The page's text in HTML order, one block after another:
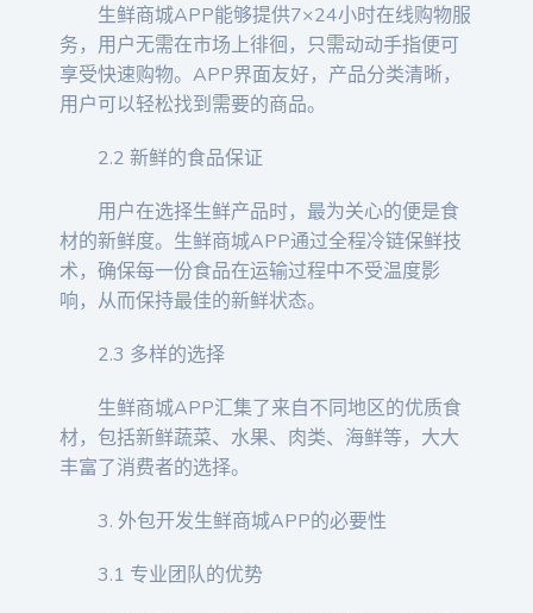
生鲜商城APP能够提供7×24小时在线购物服
务，用户无需在市场上徘徊，只需动动手指便可
享受快速购物。APP界面友好，产品分类清晰，
用户可以轻松找到需要的商品。
2.2 新鲜的食品保证
用户在选择生鲜产品时，最为关心的便是食
材的新鲜度。生鲜商城APP通过全程冷链保鲜技
术，确保每一份食品在运输过程中不受温度影
响，从而保持最佳的新鲜状态。
2.3 多样的选择
生鲜商城APP汇集了来自不同地区的优质食
材，包括新鲜蔬菜、水果、肉类、海鲜等，大大
丰富了消费者的选择。
3. 外包开发生鲜商城APP的必要性
3.1 专业团队的优势